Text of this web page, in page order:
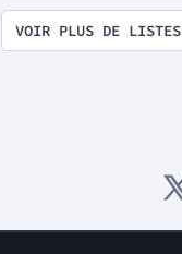
VOIR PLUS DE LISTES